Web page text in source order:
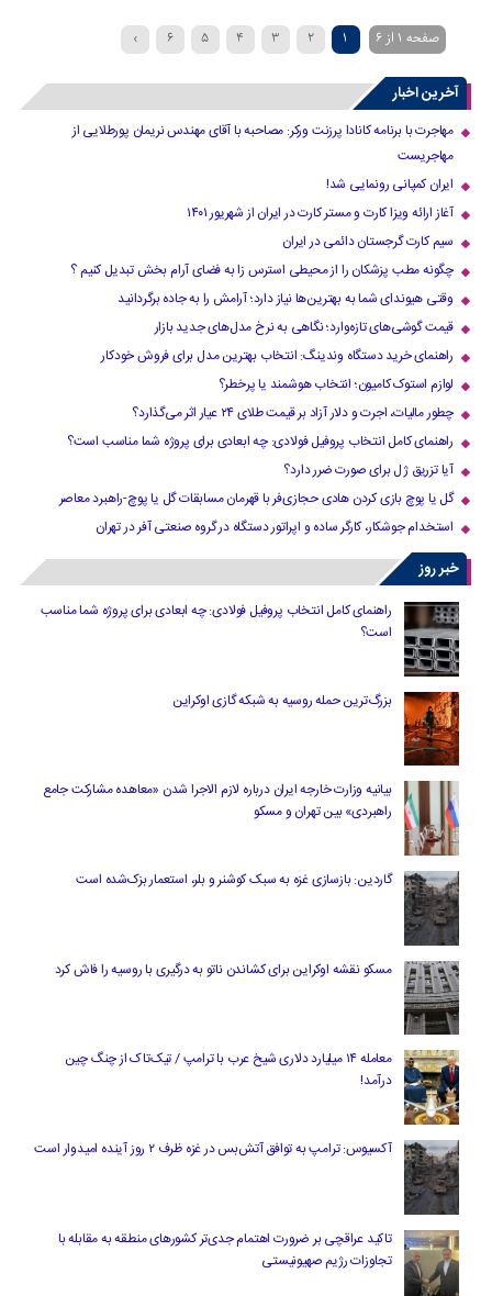
صفحه 1 از 6 1
2
3
4
5
6
›
آخرین اخبار
مهاجرت با برنامه کانادا پرزنت ورکر: مصاحبه با آقای مهندس نریمان پورطلایی از
مهاجریست
ایران کمپانی رونمایی شد!
آغاز ارائه ویزا کارت و مستر کارت در ایران از شهریور ۱۴۰۱
سیم کارت گرجستان دائمی در ایران
چگونه مطب پزشکان را از محیطی استرس زا به فضای آرام بخش تبدیل کنیم ؟
وقتی هیوندای شما به بهترین‌ها نیاز دارد؛ آرامش را به جاده برگردانید
قیمت گوشی‌های تازه‌وارد؛ نگاهی به نرخ مدل‌های جدید بازار
راهنمای خرید دستگاه وندینگ: انتخاب بهترین مدل برای فروش خودکار
لوازم استوک کامیون؛ انتخاب هوشمند یا پرخطر؟
چطور مالیات، اجرت و دلار آزاد بر قیمت طلای ۲۴ عیار اثر می‌گذارد؟
راهنمای کامل انتخاب پروفیل فولادی: چه ابعادی برای پروژه شما مناسب است؟
آیا تزریق ژل برای صورت ضرر دارد​؟
گل یا پوچ بازی کردن هادی حجازی‌فر با قهرمان مسابقات گل یا پوچ-راهبرد معاصر
استخدام جوشکار، کارگر ساده و اپراتور دستگاه در گروه صنعتی آفر در تهران
خبر روز
راهنمای کامل انتخاب پروفیل فولادی: چه ابعادی برای پروژه شما مناسب
است؟
بزرگ‌ترین حمله روسیه به شبکه گازی اوکراین
بیانیه وزارت خارجه ایران درباره لازم‌ الاجرا شدن «معاهده مشارکت جامع
راهبردی» بین تهران و مسکو
گاردین: بازسازی غزه به سبک کوشنر و بلر، استعمار بزک‌شده است
مسکو نقشه اوکراین برای کشاندن ناتو به درگیری با روسیه را فاش کرد
معامله ۱۴ میلیارد دلاری شیخ عرب با ترامپ / تیک‌تاک از چنگ چین
درآمد!
آکسیوس: ترامپ به توافق آتش‌بس در غزه ظرف ۲ روز آینده امیدوار است
تاکید عراقچی بر ضرورت اهتمام جدی‌تر کشورهای منطقه به مقابله با
تجاوزات رژیم صهیونیستی